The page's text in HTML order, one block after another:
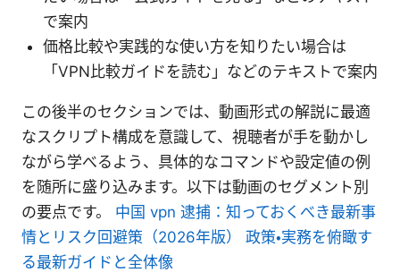
で案内
価格比較や実践的な使い方を知りたい場合は
「VPN比較ガイドを読む」などのテキストで案内
この後半のセクションでは、動画形式の解説に最適
なスクリプト構成を意識して、視聴者が手を動かし
ながら学べるよう、具体的なコマンドや設定値の例
を随所に盛り込みます。以下は動画のセグメント別
の要点です。 中国 vpn 逮捕：知っておくべき最新事
情とリスク回避策（2026年版） 政策・実務を俯瞰す
る最新ガイドと全体像